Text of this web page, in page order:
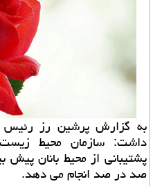
به گزارش پرشین رز رئیس
داشت: سازمان محیط
پشتیبانی از محیط بانان
صد در صد انجام می دهد.